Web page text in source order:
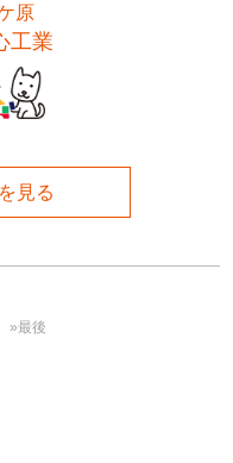
原
工業
見る
»最後